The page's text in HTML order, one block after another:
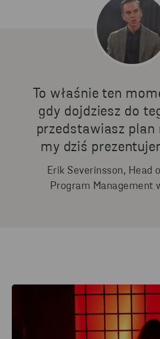
To właśnie ten
gdy dojdziesz do
przedstawiasz plan
my dziś
Erik Severinsson, Head
Program Management